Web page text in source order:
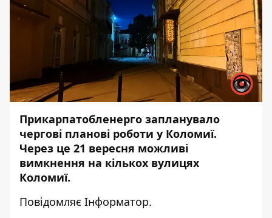
Прикарпатобленерго запланувало
чергові планові роботи у Коломиї.
Через це 21 вересня можливі
вимкнення на кількох вулицях
Коломиї.
Повідомляє Інформатор.